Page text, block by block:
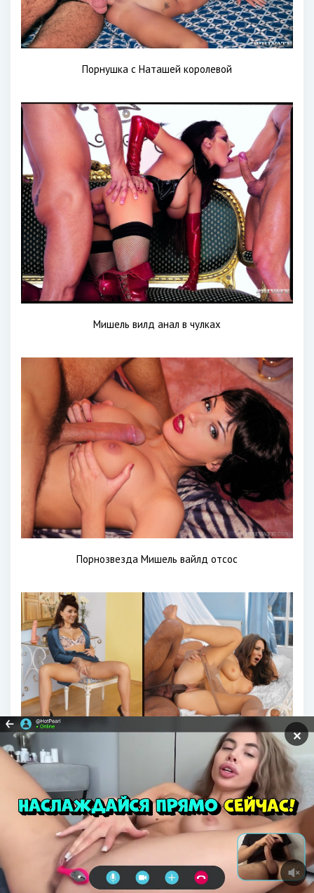
Порнушка с Наташей королевой
Мишель вилд анал в чулках
Порнозвезда Мишель вайлд отсос
Кейт Миддлтон порноактриса
✕